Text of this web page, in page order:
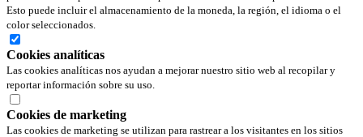
Esto puede incluir el almacenamiento de la moneda, la región, el idioma o el
color seleccionados.
Cookies analíticas
Las cookies analíticas nos ayudan a mejorar nuestro sitio web al recopilar y
reportar información sobre su uso.
Cookies de marketing
Las cookies de marketing se utilizan para rastrear a los visitantes en los sitios